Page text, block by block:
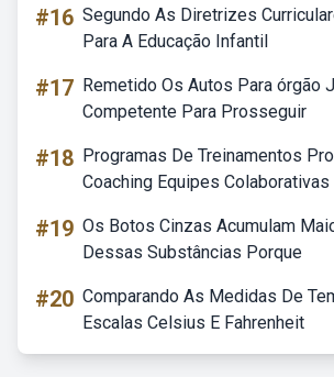
#16 Segundo As Diretrizes
Para A Educação Infantil
#17 Remetido Os Autos Para órgão
Competente Para Prosseguir
#18 Programas De Treinamentos
Coaching Equipes Colaborativas
#19 Os Botos Cinzas Acumulam
Dessas Substâncias Porque
#20 Comparando As Medidas De
Escalas Celsius E Fahrenheit